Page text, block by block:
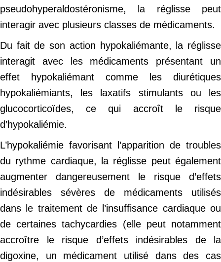
pseudohyperaldostéronisme, la réglisse peut
interagir avec plusieurs classes de médicaments.
Du fait de son action hypokaliémante, la réglisse
interagit avec les médicaments présentant un
effet hypokaliémant comme les diurétiques
hypokaliémiants, les laxatifs stimulants ou les
glucocorticoïdes, ce qui accroît le risque
d’hypokaliémie.
L’hypokaliémie favorisant l’apparition de troubles
du rythme cardiaque, la réglisse peut également
augmenter dangereusement le risque d’effets
indésirables sévères de médicaments utilisés
dans le traitement de l’insuffisance cardiaque ou
de certaines tachycardies (elle peut notamment
accroître le risque d’effets indésirables de la
digoxine, un médicament utilisé dans des cas